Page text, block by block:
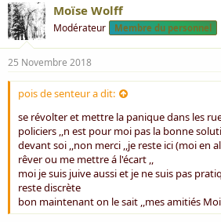
Moïse Wolff
Modérateur Membre du personnel
25 Novembre 2018
pois de senteur a dit:
se révolter et mettre la panique dans les
policiers ,,n est pour moi pas la bonne
devant soi ,,non merci ,,je reste ici (moi en
rêver ou me mettre á l'écart ,,
moi je suis juive aussi et je ne suis pas
reste discrète
bon maintenant on le sait ,,mes amitiés